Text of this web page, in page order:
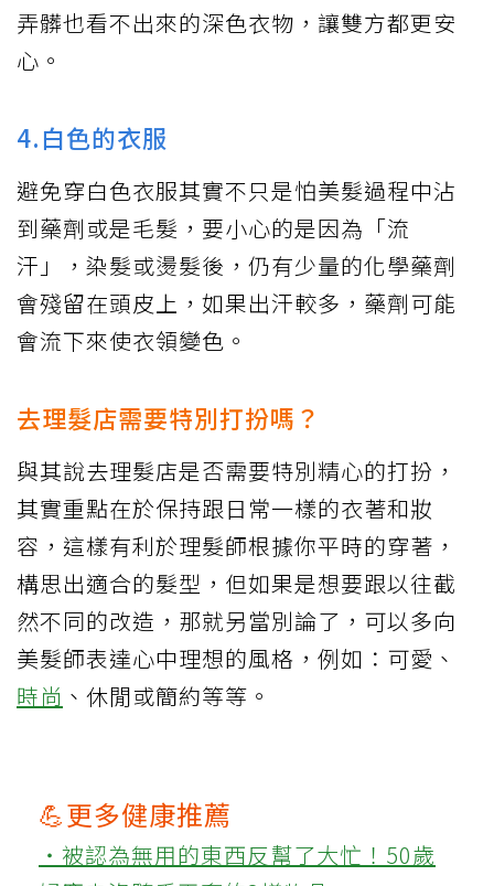
弄髒也看不出來的深色衣物，讓雙方都更安
心。
4.白色的衣服
避免穿白色衣服其實不只是怕美髮過程中沾
到藥劑或是毛髮，要小心的是因為「流
汗」，染髮或燙髮後，仍有少量的化學藥劑
會殘留在頭皮上，如果出汗較多，藥劑可能
會流下來使衣領變色。
去理髮店需要特別打扮嗎？
與其說去理髮店是否需要特別精心的打扮，
其實重點在於保持跟日常一樣的衣著和妝
容，這樣有利於理髮師根據你平時的穿著，
構思出適合的髮型，但如果是想要跟以往截
然不同的改造，那就另當別論了，可以多向
美髮師表達心中理想的風格，例如：可愛、
時尚 、休閒或簡約等等。
💪更多健康推薦
‧被認為無用的東西反幫了大忙！50歲